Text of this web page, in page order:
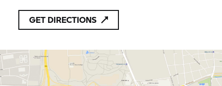
GET DIRECTIONS